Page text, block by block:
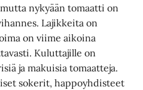
nykyään tomaatti on
Lajikkeita on
on viime aikoina
Kuluttajille on
ja makuisia tomaatteja.
sokerit, happoyhdisteet